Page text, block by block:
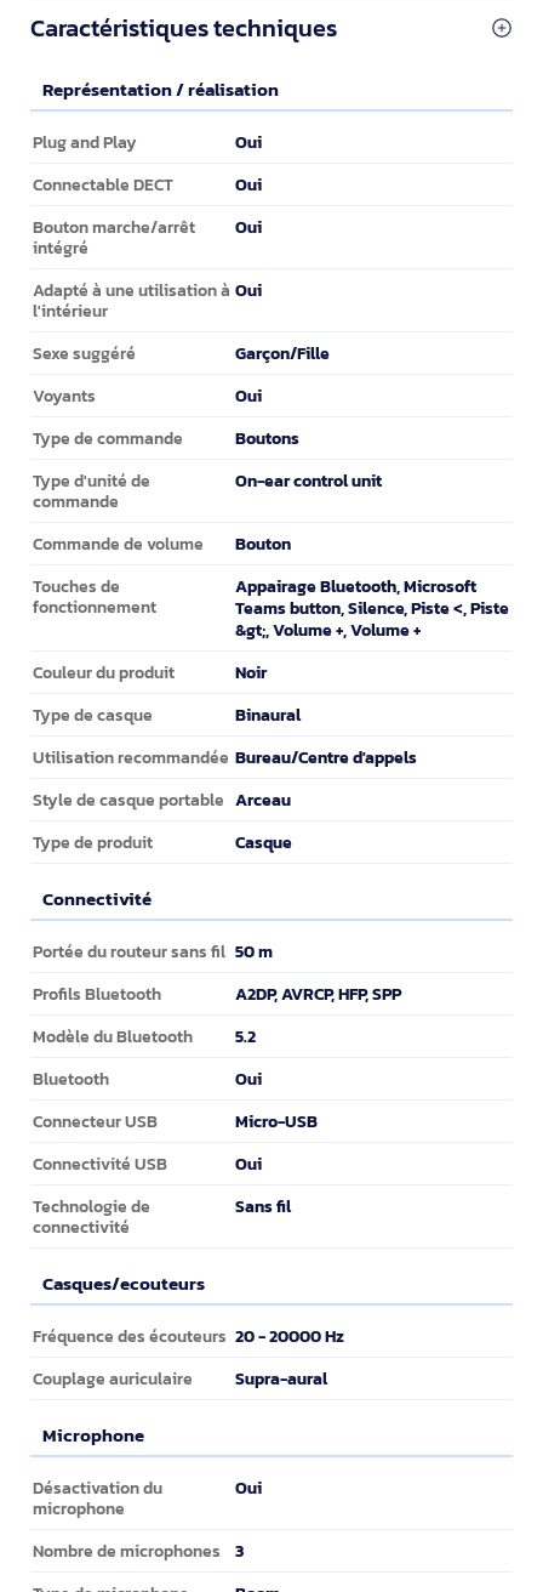
Caractéristiques techniques
Représentation / réalisation
Représentation / réalisation
Plug and Play Oui
Connectable DECT Oui
Bouton marche/arrêt
intégré
Oui
Adapté à une utilisation à
l'intérieur
Oui
Sexe suggéré Garçon/Fille
Voyants Oui
Type de commande Boutons
Type d'unité de
commande
On-ear control unit
Commande de volume Bouton
Touches de
fonctionnement
Appairage Bluetooth, Microsoft
Teams button, Silence, Piste <, Piste
&gt;, Volume +, Volume +
Couleur du produit Noir
Type de casque Binaural
Utilisation recommandée Bureau/Centre d'appels
Style de casque portable Arceau
Type de produit Casque
Connectivité
Connectivité
Portée du routeur sans fil 50 m
Profils Bluetooth A2DP, AVRCP, HFP, SPP
Modèle du Bluetooth 5.2
Bluetooth Oui
Connecteur USB Micro-USB
Connectivité USB Oui
Technologie de
connectivité
Sans fil
Casques/ecouteurs
Casques/ecouteurs
Fréquence des écouteurs 20 - 20000 Hz
Couplage auriculaire Supra-aural
Microphone
Microphone
Désactivation du
microphone
Oui
Nombre de microphones 3